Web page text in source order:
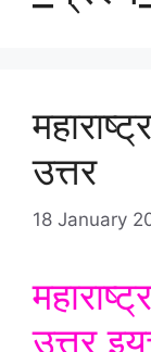
उत्तर
18 January
उत्तर